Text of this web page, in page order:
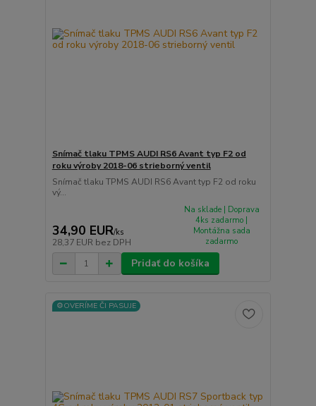
Snímač tlaku TPMS AUDI RS6 Avant typ F2 od
roku výroby 2018-06 strieborný ventil
Snímač tlaku TPMS AUDI RS6 Avant typ F2 od roku
vý...
34,90 EUR/ks
28,37 EUR bez DPH
Na sklade | Doprava
4ks zadarmo |
Montážna sada
zadarmo
Pridať do košíka
⚙️OVERÍME ČI PASUJE